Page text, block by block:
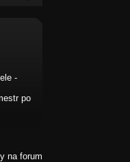
-
po
na forum